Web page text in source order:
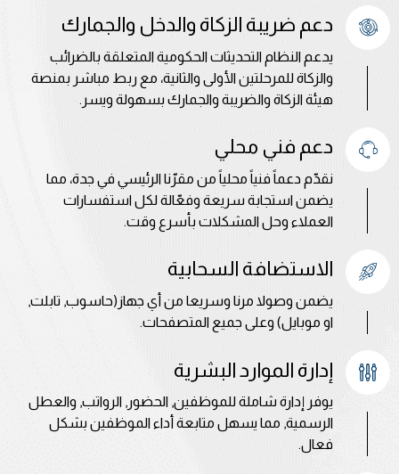
دعم ضريبة الزكاة والدخل والجمارك
يدعم النظام التحديثات الحكومية المتعلقة بالضرائب
والزكاة للمرحلتين الأولى والثانية، مع ربط مباشر بمنصة
هيئة الزكاة والضريبة والجمارك بسهولة ويسر.
دعم فني محلي
نقدّم دعماً فنياً محلياً من مقرّنا الرئيسي في جدة، مما
يضمن استجابة سريعة وفعّالة لكل استفسارات
العملاء وحل المشكلات بأسرع وقت.
الاستضافة السحابية
يضمن وصولا مرنا وسريعا من أي جهاز(حاسوب, تابلت,
او موبايل) وعلى جميع المتصفحات.
إدارة الموارد البشرية
يوفر إدارة شاملة للموظفين, الحضور, الرواتب, والعطل
الرسمية, مما يسهل متابعة أداء الموظفين بشكل
فعال.